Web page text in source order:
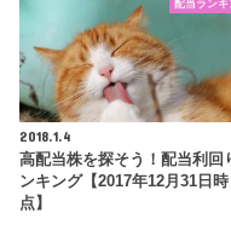
配当ラン
2018.1.4
高配当株を探そう！配当利回
ンキング【2017年12月31日時
点】